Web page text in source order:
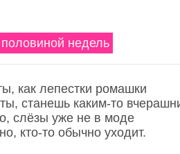
недель
как лепестки ромашки
станешь каким-то
слёзы уже не в моде
кто-то обычно уходит.